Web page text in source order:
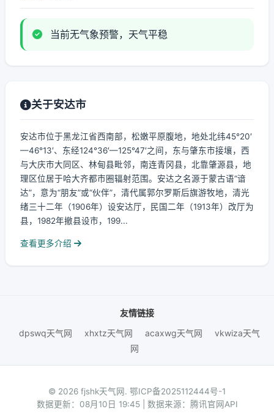
当前无气象预警，天气平稳
关于安达市
安达市位于黑龙江省西南部，松嫩平原腹地，地处北纬45°20′
—46°13′、东经124°36′—125°47′之间，东与肇东市接壤，西
与大庆市大同区、林甸县毗邻，南连青冈县，北靠肇源县，地
理区位居于哈大齐都市圈辐射范围。安达之名源于蒙古语“谙
达”，意为“朋友”或“伙伴”，清代属郭尔罗斯后旗游牧地，清光
绪三十二年（1906年）设安达厅，民国二年（1913年）改厅为
县，1982年撤县设市，199...
查看更多介绍
友情链接
dpswq天气网
xhxtz天气网 acaxwg天气网
vkwiza天气
网
© 2026 fjshk天气网. 鄂ICP备2025112444号-1
数据更新：08月10日 19:45 | 数据来源：腾讯官网API